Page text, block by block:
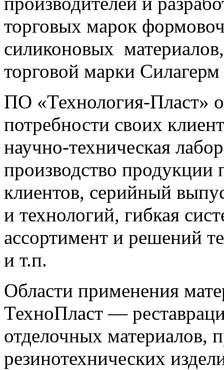
торговых марок
силиконовых
торговой марки
ПО «Технология-Пласт»
потребности своих
научно-техническая
производство продукции
клиентов, серийный
и технологий, гибкая
ассортимент и решений
и т.п.
Области применения
ТехноПласт ―
отделочных материалов,
резинотехнических